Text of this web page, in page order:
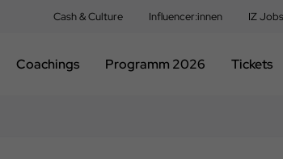
Cash & Culture Influencer:innen IZ Jobs
Coachings Programm 2026 Tickets